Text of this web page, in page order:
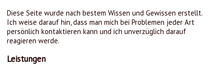
Diese Seite wurde nach bestem Wissen und Gewissen erstellt.
Ich weise darauf hin, dass man mich bei Problemen jeder Art
persönlich kontaktieren kann und ich unverzüglich darauf
reagieren werde.
Leistungen